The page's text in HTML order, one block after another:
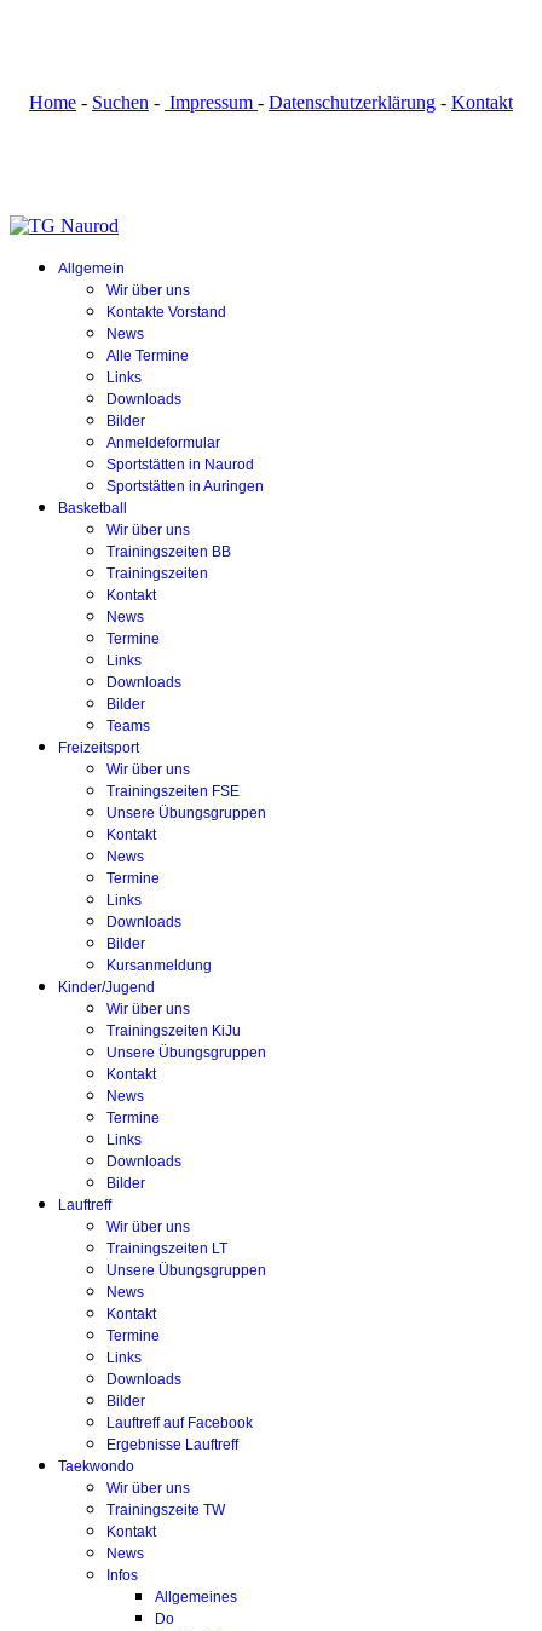
Home - Suchen - Impressum - Datenschutzerklärung - Kontakt
Allgemein
Wir über uns
Kontakte Vorstand
News
Alle Termine
Links
Downloads
Bilder
Anmeldeformular
Sportstätten in Naurod
Sportstätten in Auringen
Basketball
Wir über uns
Trainingszeiten BB
Trainingszeiten
Kontakt
News
Termine
Links
Downloads
Bilder
Teams
Freizeitsport
Wir über uns
Trainingszeiten FSE
Unsere Übungsgruppen
Kontakt
News
Termine
Links
Downloads
Bilder
Kursanmeldung
Kinder/Jugend
Wir über uns
Trainingszeiten KiJu
Unsere Übungsgruppen
Kontakt
News
Termine
Links
Downloads
Bilder
Lauftreff
Wir über uns
Trainingszeiten LT
Unsere Übungsgruppen
News
Kontakt
Termine
Links
Downloads
Bilder
Lauftreff auf Facebook
Ergebnisse Lauftreff
Taekwondo
Wir über uns
Trainingszeite TW
Kontakt
News
Infos
Allgemeines
Do